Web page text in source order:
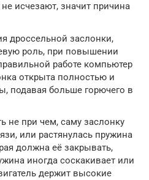
исчезают, значит причина
дроссельной заслонки,
роль, при повышении
работе компьютер
открыта полностью и
подавая больше горючего в
не при чем, саму заслонку
или растянулась пружина
должна её закрывать,
иногда соскакивает или
держит высокие